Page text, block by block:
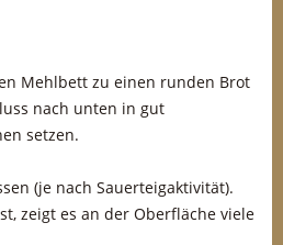
Mehlbett zu einen runden Brot
nach unten in gut
setzen.
(je nach Sauerteigaktivität).
zeigt es an der Oberfläche viele